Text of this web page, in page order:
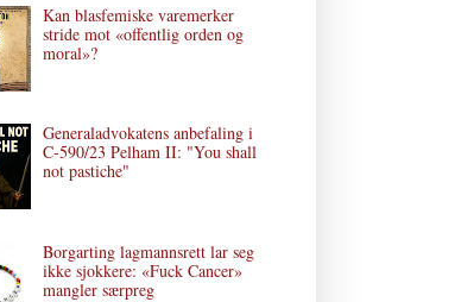
Kan blasfemiske varemerker
stride mot «offentlig orden og
moral»?
Generaladvokatens anbefaling i
C‑590/23 Pelham II: "You shall
not pastiche"
Borgarting lagmannsrett lar seg
ikke sjokkere: «Fuck Cancer»
mangler særpreg